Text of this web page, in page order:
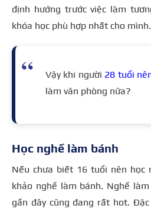
định hướng trước việc làm
khóa học phù hợp nhất cho mình.
Vậy khi người 28 tuổi
làm văn phòng nữa?
Học nghề làm bánh
Nếu chưa biết 16 tuổi nên
khảo nghề làm bánh. Nghề
gần đây cũng đang rất hot.